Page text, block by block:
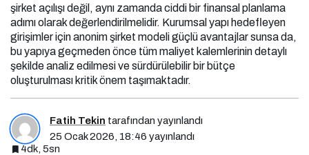
şirket açılışı değil, aynı zamanda ciddi bir finansal planlama
adımı olarak değerlendirilmelidir. Kurumsal yapı hedefleyen
girişimler için anonim şirket modeli güçlü avantajlar sunsa da,
bu yapıya geçmeden önce tüm maliyet kalemlerinin detaylı
şekilde analiz edilmesi ve sürdürülebilir bir bütçe
oluşturulması kritik önem taşımaktadır.
Fatih Tekin tarafından yayınlandı
25 Ocak 2026, 18:46 yayınlandı
4dk, 5sn